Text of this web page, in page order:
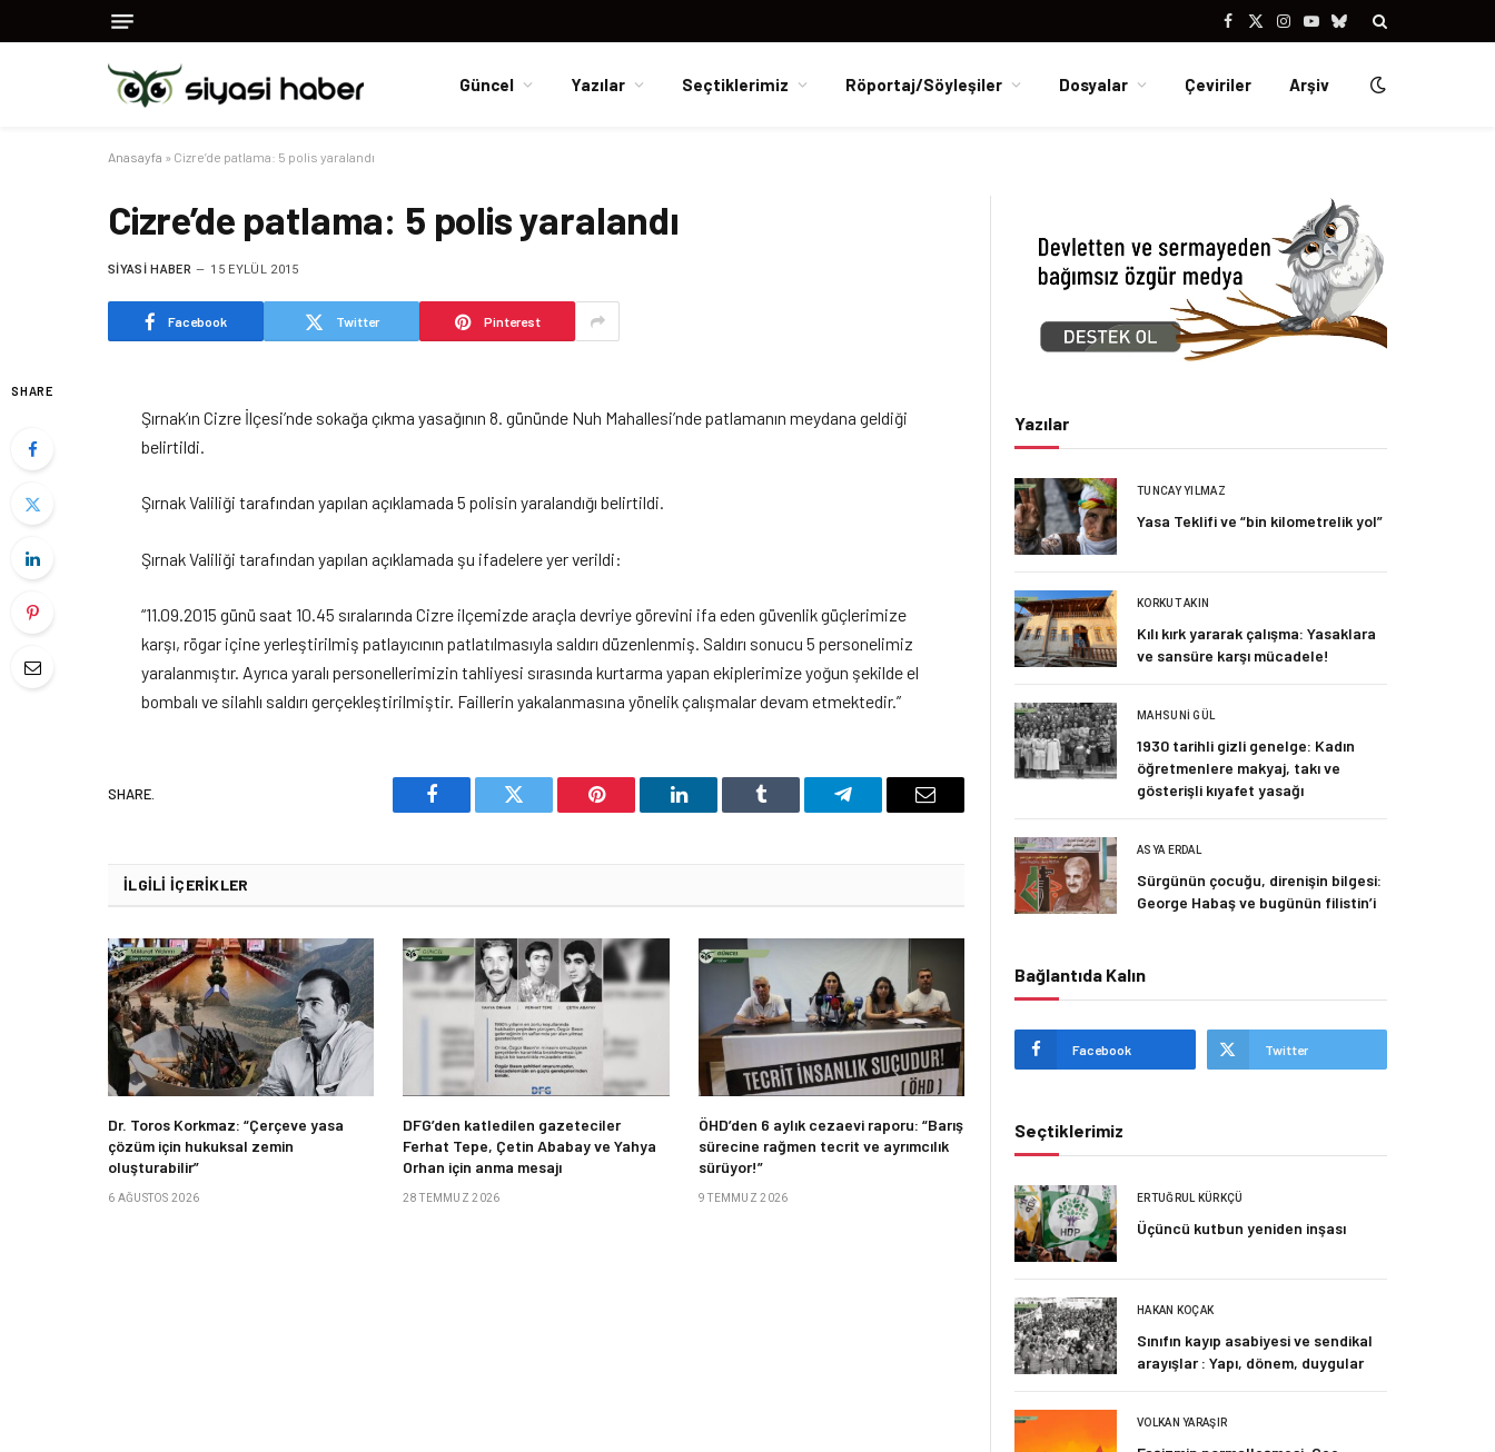
Facebook
X
Instagram
YouTubeBluesky
Güncel Yazılar Seçtiklerimiz Röportaj/Söyleşiler Dosyalar Çeviriler Arşiv
Anasayfa » Cizre’de patlama: 5 polis yaralandı
Cizre’de patlama: 5 polis yaralandı
SIYASI HABER 15 EYLÜL 2015
Facebook Twitter Pinterest
SHARE
Şırnak’ın Cizre İlçesi’nde sokağa çıkma yasağının 8. gününde Nuh Mahallesi’nde patlamanın meydana geldiği
belirtildi.
Şırnak Valiliği tarafından yapılan açıklamada 5 polisin yaralandığı belirtildi.
Şırnak Valiliği tarafından yapılan açıklamada şu ifadelere yer verildi:
“11.09.2015 günü saat 10.45 sıralarında Cizre ilçemizde araçla devriye görevini ifa eden güvenlik güçlerimize
karşı, rögar içine yerleştirilmiş patlayıcının patlatılmasıyla saldırı düzenlenmiş. Saldırı sonucu 5 personelimiz
yaralanmıştır. Ayrıca yaralı personellerimizin tahliyesi sırasında kurtarma yapan ekiplerimize yoğun şekilde el
bombalı ve silahlı saldırı gerçekleştirilmiştir. Faillerin yakalanmasına yönelik çalışmalar devam etmektedir.”
SHARE.
Facebook Twitter Pinterest LinkedIn Tumblr Telegram Email
İLGILI İÇERIKLER
Dr. Toros Korkmaz: “Çerçeve yasa
çözüm için hukuksal zemin
oluşturabilir”
6 AĞUSTOS 2026
DFG’den katledilen gazeteciler
Ferhat Tepe, Çetin Ababay ve Yahya
Orhan için anma mesajı
28 TEMMUZ 2026
ÖHD’den 6 aylık cezaevi raporu: “Barış
sürecine rağmen tecrit ve ayrımcılık
sürüyor!”
9 TEMMUZ 2026
Yazılar
TUNCAY YILMAZ
Yasa Teklifi ve “bin kilometrelik yol”
KORKUT AKIN
Kılı kırk yararak çalışma: Yasaklara
ve sansüre karşı mücadele!
MAHSUNI GÜL
1930 tarihli gizli genelge: Kadın
öğretmenlere makyaj, takı ve
gösterişli kıyafet yasağı
ASYA ERDAL
Sürgünün çocuğu, direnişin bilgesi:
George Habaş ve bugünün filistin’i
Bağlantıda Kalın
Facebook Twitter
Seçtiklerimiz
ERTUĞRUL KÜRKÇÜ
Üçüncü kutbun yeniden inşası
HAKAN KOÇAK
Sınıfın kayıp asabiyesi ve sendikal
arayışlar : Yapı, dönem, duygular
VOLKAN YARAŞIR